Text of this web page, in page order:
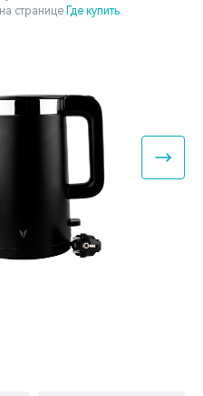
странице Где купить.